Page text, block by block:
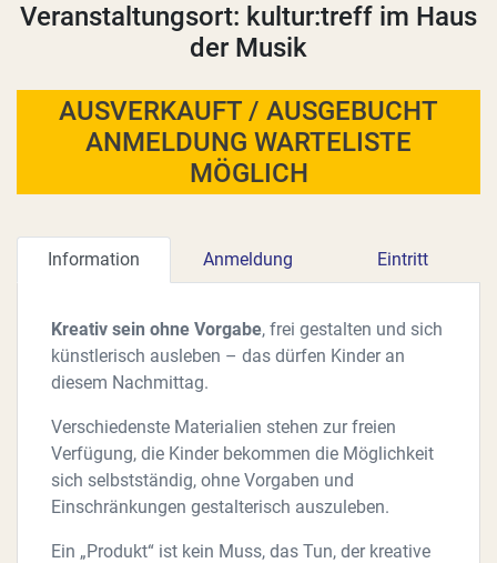
Veranstaltungsort: kultur:treff im Haus
der Musik
AUSVERKAUFT / AUSGEBUCHT
ANMELDUNG WARTELISTE
MÖGLICH
Information Anmeldung Eintritt
Kreativ sein ohne Vorgabe, frei gestalten und sich
künstlerisch ausleben – das dürfen Kinder an
diesem Nachmittag.
Verschiedenste Materialien stehen zur freien
Verfügung, die Kinder bekommen die Möglichkeit
sich selbstständig, ohne Vorgaben und
Einschränkungen gestalterisch auszuleben.
Ein „Produkt“ ist kein Muss, das Tun, der kreative